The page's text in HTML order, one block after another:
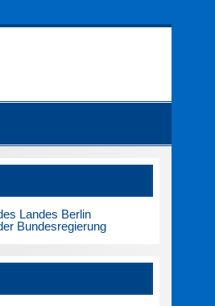
Landes Berlin
Bundesregierung